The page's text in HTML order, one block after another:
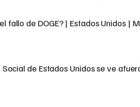
de Estados Unidos se ve